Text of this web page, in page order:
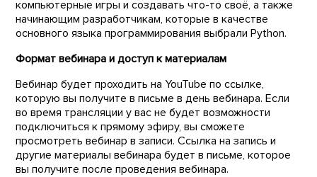
компьютерные игры и создавать что-то своё, а также
начинающим разработчикам, которые в качестве
основного языка программирования выбрали Python.
Формат вебинара и доступ к материалам
Вебинар будет проходить на YouTube по ссылке,
которую вы получите в письме в день вебинара. Если
во время трансляции у вас не будет возможности
подключиться к прямому эфиру, вы сможете
просмотреть вебинар в записи. Ссылка на запись и
другие материалы вебинара будет в письме, которое
вы получите после проведения вебинара.